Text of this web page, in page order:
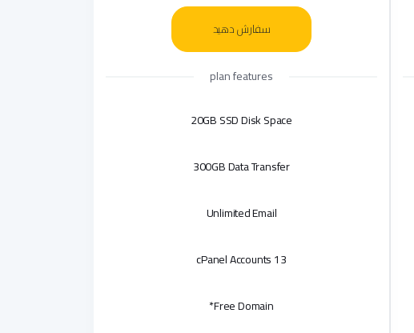
سفارش دهید
plan features
20GB SSD Disk Space
300GB Data Transfer
Unlimited Email
13 cPanel Accounts
Free Domain*